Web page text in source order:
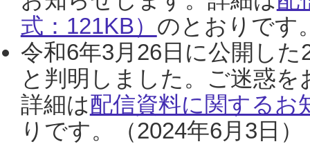
式：121KB） のとおりです
令和6年3月26日に公開し
と判明しました。ご迷惑
詳細は配信資料に関するお
りです。（2024年6月3日）